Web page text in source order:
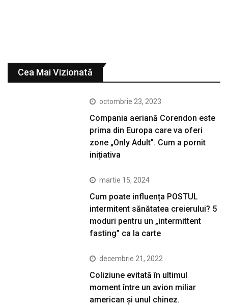
Cea Mai Vizionată
octombrie 23, 2023
Compania aeriană Corendon este
prima din Europa care va oferi
zone „Only Adult”. Cum a pornit
inițiativa
martie 15, 2024
Cum poate influența POSTUL
intermitent sănătatea creierului? 5
moduri pentru un „intermittent
fasting” ca la carte
decembrie 21, 2022
Coliziune evitată în ultimul
moment între un avion miliar
american şi unul chinez.